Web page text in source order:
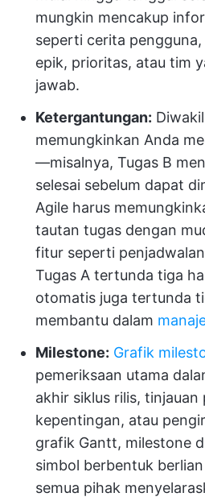
mungkin mencakup
seperti cerita pengguna,
epik, prioritas, atau tim
jawab.
Ketergantungan:
memungkinkan Anda
—misalnya, Tugas B
selesai sebelum dapat
Agile harus
tautan tugas dengan
fitur seperti
Tugas A tertunda tiga
otomatis juga tertunda
membantu dalam
Milestone: Grafik
pemeriksaan utama
akhir siklus rilis, tinjauan
kepentingan, atau
grafik Gantt, milestone
simbol berbentuk
semua pihak